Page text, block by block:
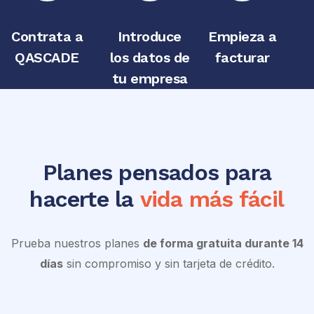
Contrata a
QASCADE
Introduce
los datos de
tu empresa
Empieza a
facturar
Planes pensados para
hacerte la vida más fácil
Prueba nuestros planes de forma gratuita durante 14
díassin compromiso y sin tarjeta de crédito.